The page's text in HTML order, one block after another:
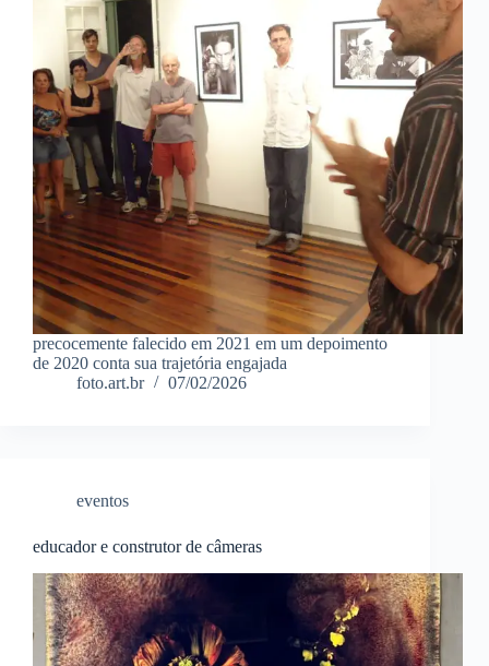
precocemente falecido em 2021 em um depoimento
de 2020 conta sua trajetória engajada
foto.art.br
07/02/2026
eventos
educador e construtor de câmeras